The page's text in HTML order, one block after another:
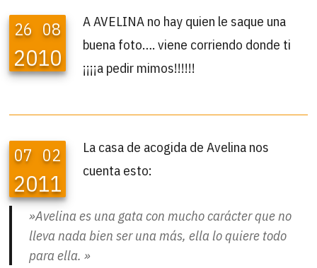
26 08
2010
A AVELINA no hay quien le saque una
buena foto…. viene corriendo donde ti
¡¡¡¡a pedir mimos!!!!!!
07 02
2011
La casa de acogida de Avelina nos
cuenta esto:
»Avelina es una gata con mucho carácter que no
lleva nada bien ser una más, ella lo quiere todo
para ella. »